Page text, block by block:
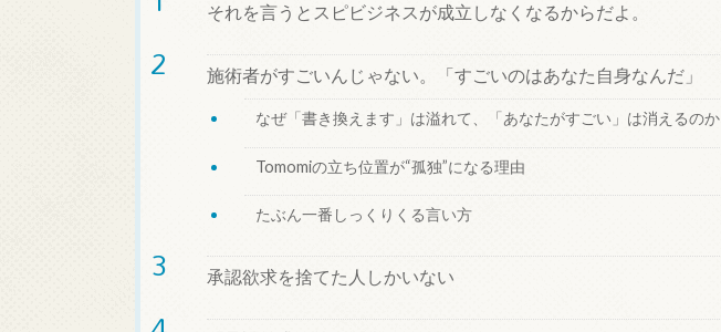
それを言うとスピビジネスが成立しなくなるからだよ。
施術者がすごいんじゃない。「すごいのはあなた自身なんだ」
なぜ「書き換えます」は溢れて、「あなたがすごい」は消えるのか
Tomomiの立ち位置が“孤独”になる理由
たぶん一番しっくりくる言い方
承認欲求を捨てた人しかいない